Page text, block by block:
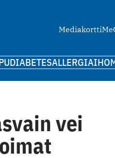
MediakorttiMe
DIABETESALLERGIAIHO
vei